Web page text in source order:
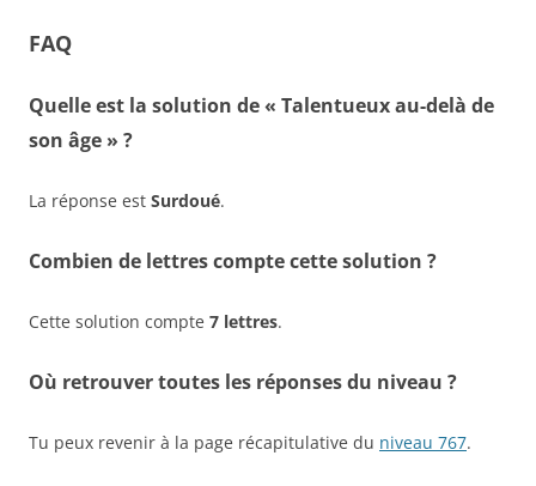
FAQ
Quelle est la solution de « Talentueux au-delà de
son âge » ?
La réponse est Surdoué.
Combien de lettres compte cette solution ?
Cette solution compte 7 lettres.
Où retrouver toutes les réponses du niveau ?
Tu peux revenir à la page récapitulative du niveau 767.